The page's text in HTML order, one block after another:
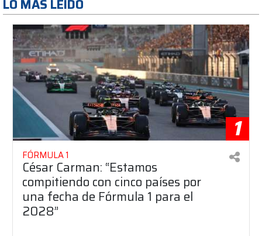
LO MAS LEÍDO
1
FÓRMULA 1
César Carman: “Estamos
compitiendo con cinco países por
una fecha de Fórmula 1 para el
2028”